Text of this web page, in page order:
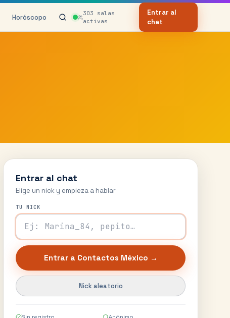
Horóscopo 303 salas
activas
Entrar al
chat
Entrar al chat
Elige un nick y empieza a hablar
TU NICK
Entrar a Contactos México →
Nick aleatorio